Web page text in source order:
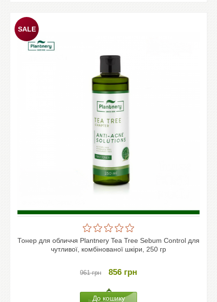
Тонер для обличчя Plantnery Tea Tree Sebum Control для
чутливої, комбінованої шкіри, 250 гр
961грн 856 грн